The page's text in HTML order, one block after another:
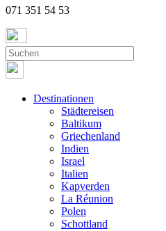
071 351 54 53
Destinationen
Städtereisen
Baltikum
Griechenland
Indien
Israel
Italien
Kapverden
La Réunion
Polen
Schottland